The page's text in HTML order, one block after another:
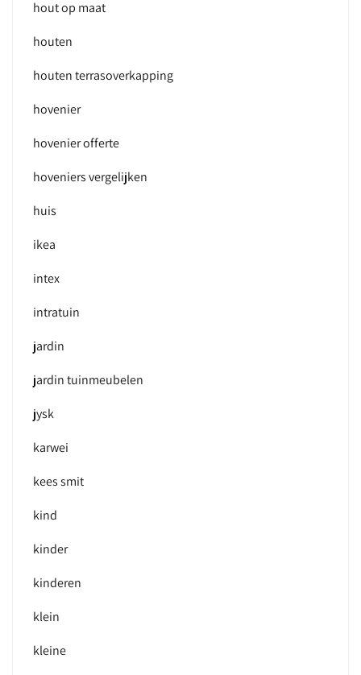
hout op maat
houten
houten terrasoverkapping
hovenier
hovenier offerte
hoveniers vergelijken
huis
ikea
intex
intratuin
jardin
jardin tuinmeubelen
jysk
karwei
kees smit
kind
kinder
kinderen
klein
kleine